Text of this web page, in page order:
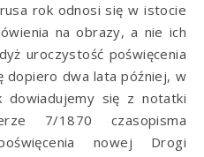
rok odnosi się w istocie
na obrazy, a nie ich
uroczystość poświęcenia
dopiero dwa lata później, w
dowiadujemy się z notatki
7/1870 czasopisma
nowej Drogi